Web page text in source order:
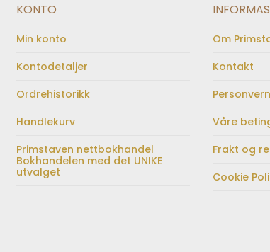
KONTO
Min konto
Kontodetaljer
Ordrehistorikk
Handlekurv
Primstaven nettbokhandel
Bokhandelen med det UNIKE
utvalget
Om
Kontakt
Personvern
Våre
Frakt og
Cookie